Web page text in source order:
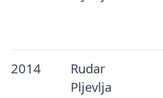
2014
Rudar
Pljevlja